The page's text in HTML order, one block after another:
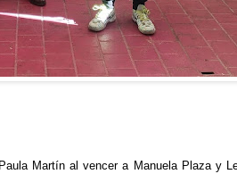
Martín al vencer a Manuela Plaza y